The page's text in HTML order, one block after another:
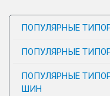
ПОПУЛЯРНЫЕ
ПОПУЛЯРНЫЕ
ПОПУЛЯРНЫЕ
ШИН